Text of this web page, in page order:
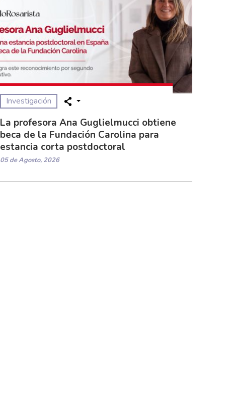
Investigación
La profesora Ana Guglielmucci obtiene
beca de la Fundación Carolina para
estancia corta postdoctoral
05 de Agosto, 2026